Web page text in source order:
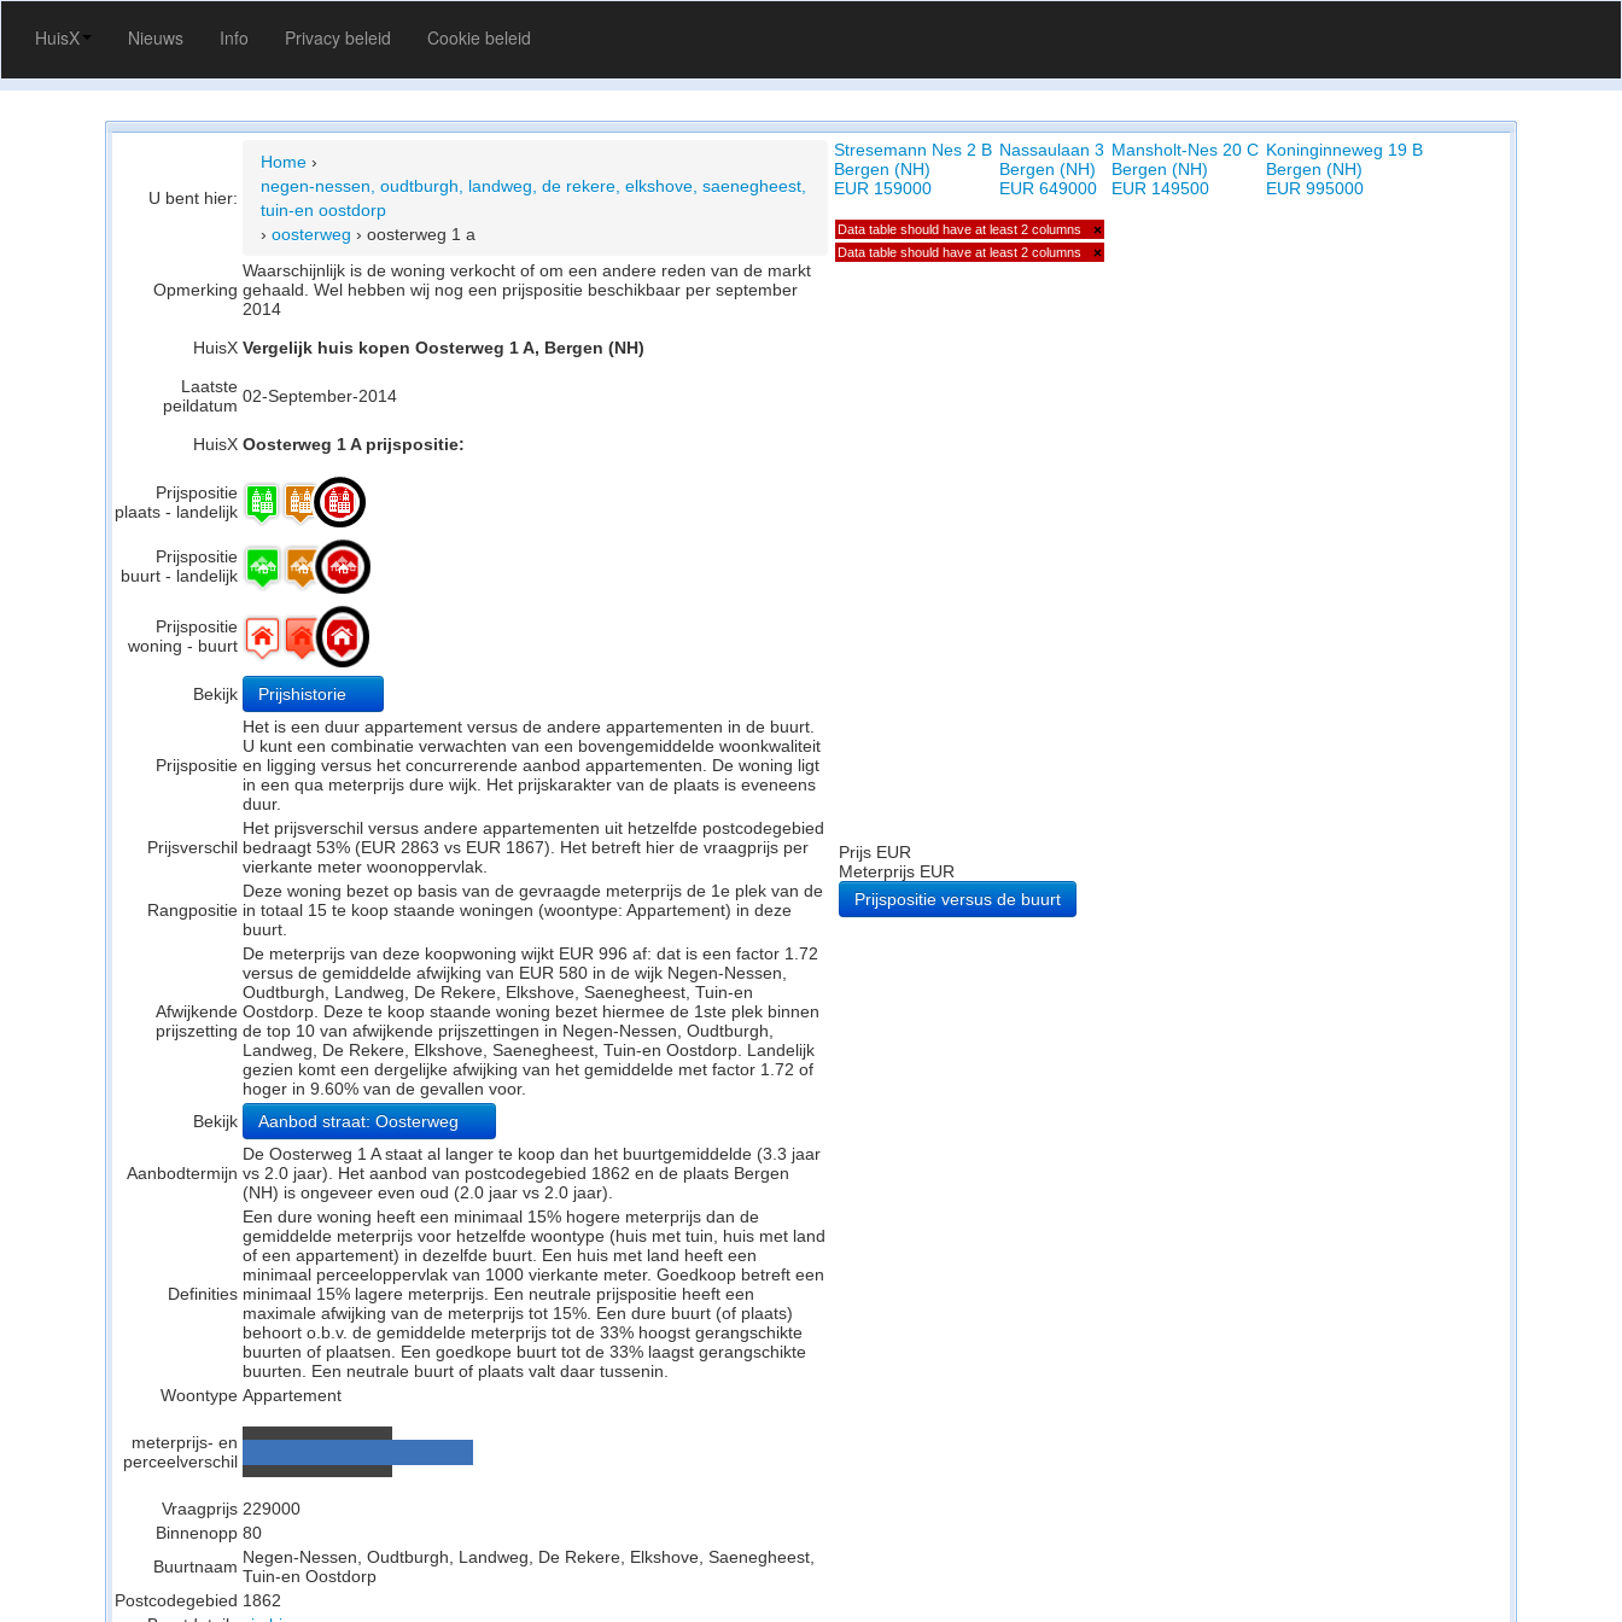
HuisX Nieuws Info Privacy beleid Cookie beleid
U bent hier:
Home ›
negen-nessen, oudtburgh, landweg, de rekere, elkshove, saenegheest,
tuin-en oostdorp
› oosterweg › oosterweg 1 a
Opmerking
Waarschijnlijk is de woning verkocht of om een andere reden van de markt
gehaald. Wel hebben wij nog een prijspositie beschikbaar per september
2014
HuisX Vergelijk huis kopen Oosterweg 1 A, Bergen (NH)
Laatste
peildatum 02-September-2014
HuisX Oosterweg 1 A prijspositie:
Prijspositie
plaats - landelijk
Prijspositie
buurt - landelijk
Prijspositie
woning - buurt
Bekijk Prijshistorie
Prijspositie
Het is een duur appartement versus de andere appartementen in de buurt.
U kunt een combinatie verwachten van een bovengemiddelde woonkwaliteit
en ligging versus het concurrerende aanbod appartementen. De woning ligt
in een qua meterprijs dure wijk. Het prijskarakter van de plaats is eveneens
duur.
Prijsverschil
Het prijsverschil versus andere appartementen uit hetzelfde postcodegebied
bedraagt 53% (EUR 2863 vs EUR 1867). Het betreft hier de vraagprijs per
vierkante meter woonoppervlak.
Rangpositie
Deze woning bezet op basis van de gevraagde meterprijs de 1e plek van de
in totaal 15 te koop staande woningen (woontype: Appartement) in deze
buurt.
Afwijkende
prijszetting
De meterprijs van deze koopwoning wijkt EUR 996 af: dat is een factor 1.72
versus de gemiddelde afwijking van EUR 580 in de wijk Negen-Nessen,
Oudtburgh, Landweg, De Rekere, Elkshove, Saenegheest, Tuin-en
Oostdorp. Deze te koop staande woning bezet hiermee de 1ste plek binnen
de top 10 van afwijkende prijszettingen in Negen-Nessen, Oudtburgh,
Landweg, De Rekere, Elkshove, Saenegheest, Tuin-en Oostdorp. Landelijk
gezien komt een dergelijke afwijking van het gemiddelde met factor 1.72 of
hoger in 9.60% van de gevallen voor.
Bekijk
Aanbod straat: Oosterweg
Aanbodtermijn
De Oosterweg 1 A staat al langer te koop dan het buurtgemiddelde (3.3 jaar
vs 2.0 jaar). Het aanbod van postcodegebied 1862 en de plaats Bergen
(NH) is ongeveer even oud (2.0 jaar vs 2.0 jaar).
Definities
Een dure woning heeft een minimaal 15% hogere meterprijs dan de
gemiddelde meterprijs voor hetzelfde woontype (huis met tuin, huis met land
of een appartement) in dezelfde buurt. Een huis met land heeft een
minimaal perceeloppervlak van 1000 vierkante meter. Goedkoop betreft een
minimaal 15% lagere meterprijs. Een neutrale prijspositie heeft een
maximale afwijking van de meterprijs tot 15%. Een dure buurt (of plaats)
behoort o.b.v. de gemiddelde meterprijs tot de 33% hoogst gerangschikte
buurten of plaatsen. Een goedkope buurt tot de 33% laagst gerangschikte
buurten. Een neutrale buurt of plaats valt daar tussenin.
Woontype Appartement
meterprijs- en
perceelverschil
Vraagprijs 229000
Binnenopp 80
Buurtnaam Negen-Nessen, Oudtburgh, Landweg, De Rekere, Elkshove, Saenegheest,
Tuin-en Oostdorp
Postcodegebied 1862
Stresemann Nes 2 B
Bergen (NH)
EUR 159000
Nassaulaan 3
Bergen (NH)
EUR 649000
Mansholt-Nes 20 C
Bergen (NH)
EUR 149500
Koninginneweg 19 B
Bergen (NH)
EUR 995000
Data table should have at least 2 columns ×
Data table should have at least 2 columns ×
Prijs EUR
Meterprijs EUR
Prijspositie versus de buurt